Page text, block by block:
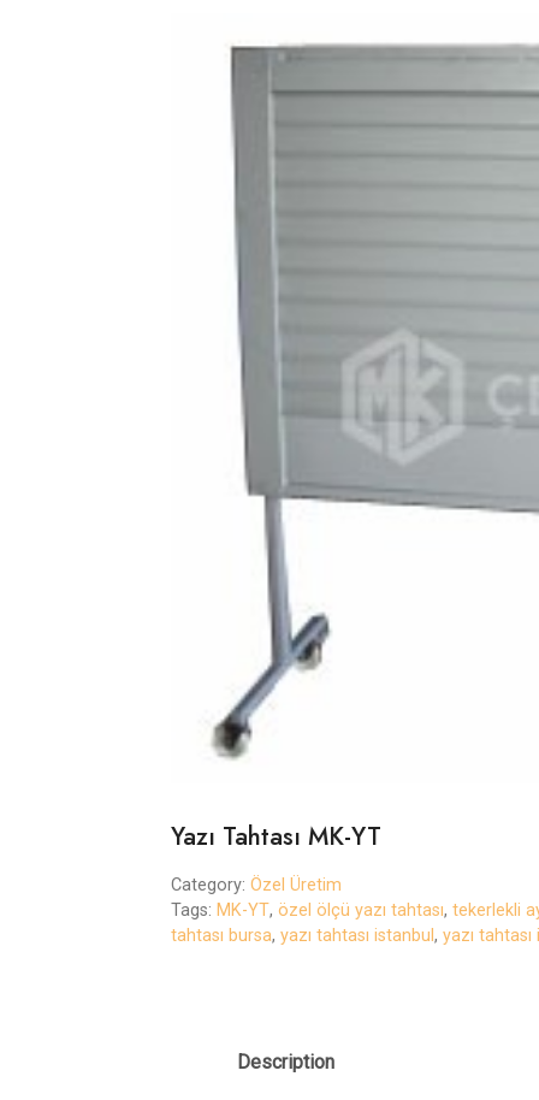
Yazı Tahtası MK-YT
Category: Özel Üretim
Tags: MK-YT, özel ölçü yazı tahtası, tekerlekli
tahtası bursa, yazı tahtası istanbul , yazı
Description